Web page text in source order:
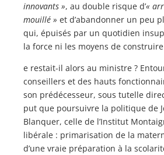
innovants », au double risque d’«
mouillé » et d’abandonner un peu
qui, épuisés par un quotidien
la force ni les moyens de
e restait-il alors au ministre ?
conseillers et des hauts
son prédécesseur, sous tutelle
put que poursuivre la politique de
Blanquer, celle de l’Institut
libérale : primarisation de la
d’une vraie préparation à la